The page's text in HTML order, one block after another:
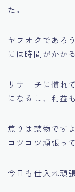
た。
ヤフオクであろ
には時間がかか
リサーチに慣れ
になるし、利益
焦りは禁物です
コツコツ頑張っ
今日も仕入れ頑